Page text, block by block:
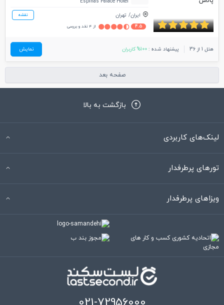
ایران تهران نقشه
4.5 از 4 نقد و بررسی
هتل 1 از 36 پیشنهاد شده : 100% کاربران نمایش
صفحه بعد
بازگشت به بالا
لینک‌های کاربردی
تورهای پرطرفدار
ویزاهای پرطرفدار